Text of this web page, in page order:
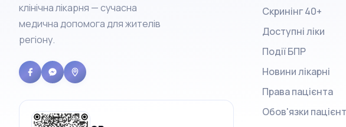
клінічна лікарня — сучасна
медична допомога для жителів
регіону.
Скринінг 40+
Доступні ліки
Події БПР
Новини лікарні
Права пацієнта
Обов'язки